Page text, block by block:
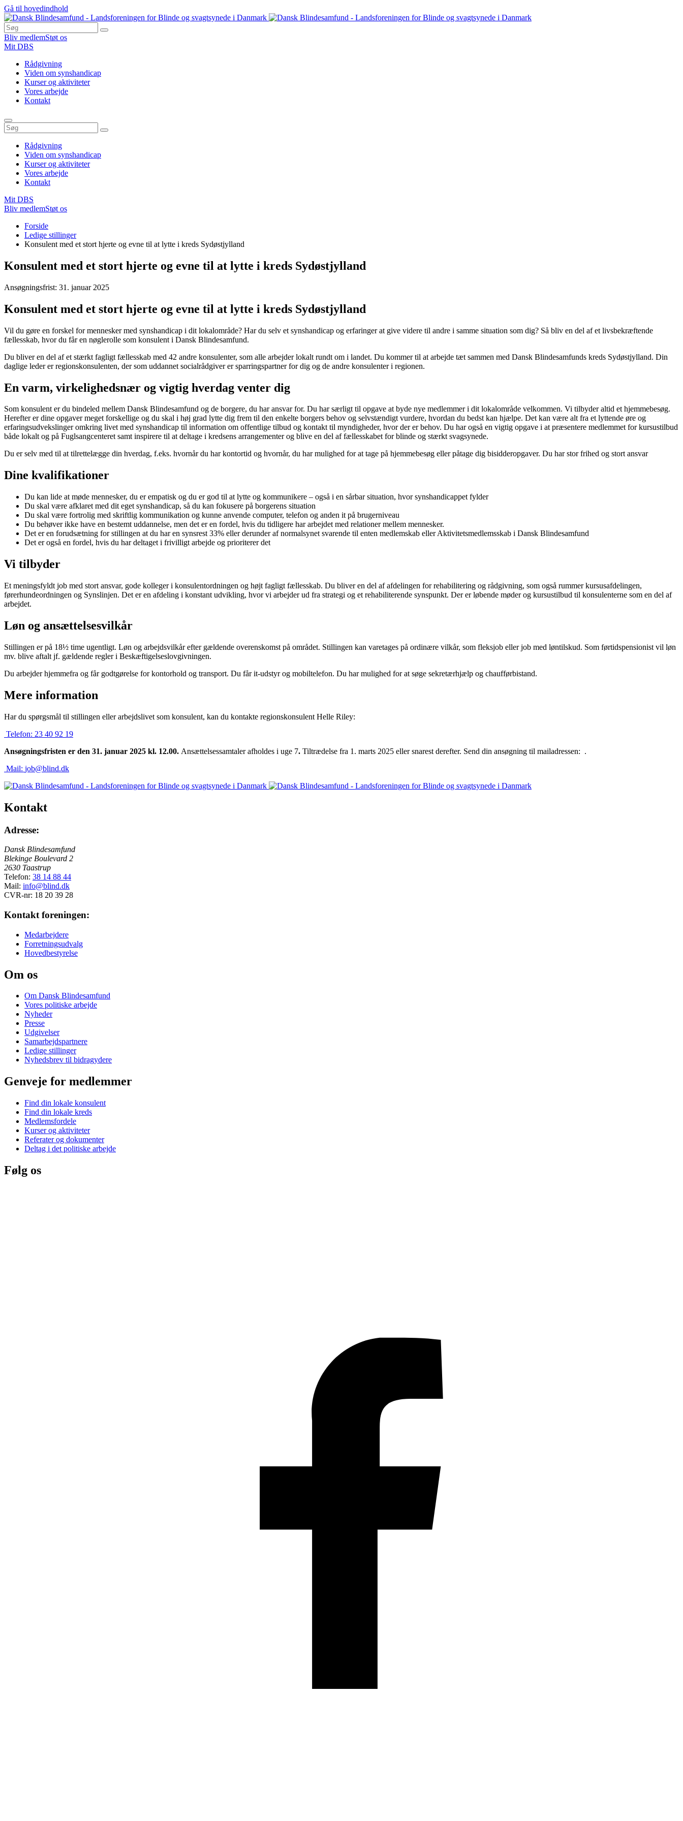
Gå til hovedindhold
Bliv medlemStøt os
Mit DBS
Rådgivning
Viden om synshandicap
Kurser og aktiviteter
Vores arbejde
Kontakt
Rådgivning
Viden om synshandicap
Kurser og aktiviteter
Vores arbejde
Kontakt
Mit DBS
Bliv medlemStøt os
Forside
Ledige stillinger
Konsulent med et stort hjerte og evne til at lytte i kreds Sydøstjylland
Konsulent med et stort hjerte og evne til at lytte i kreds Sydøstjylland
Ansøgningsfrist: 31. januar 2025
Konsulent med et stort hjerte og evne til at lytte i kreds Sydøstjylland
Vil du gøre en forskel for mennesker med synshandicap i dit lokalområde? Har du selv et synshandicap og erfaringer at give videre til andre i samme situation som dig? Så bliv en del af et livsbekræftende
fællesskab, hvor du får en nøglerolle som konsulent i Dansk Blindesamfund.
Du bliver en del af et stærkt fagligt fællesskab med 42 andre konsulenter, som alle arbejder lokalt rundt om i landet. Du kommer til at arbejde tæt sammen med Dansk Blindesamfunds kreds Sydøstjylland. Din
daglige leder er regionskonsulenten, der som uddannet socialrådgiver er sparringspartner for dig og de andre konsulenter i regionen.
En varm, virkelighedsnær og vigtig hverdag venter dig
Som konsulent er du bindeled mellem Dansk Blindesamfund og de borgere, du har ansvar for. Du har særligt til opgave at byde nye medlemmer i dit lokalområde velkommen. Vi tilbyder altid et hjemmebesøg.
Herefter er dine opgaver meget forskellige og du skal i høj grad lytte dig frem til den enkelte borgers behov og selvstændigt vurdere, hvordan du bedst kan hjælpe. Det kan være alt fra et lyttende øre og
erfaringsudvekslinger omkring livet med synshandicap til information om offentlige tilbud og kontakt til myndigheder, hvor der er behov. Du har også en vigtig opgave i at præsentere medlemmet for kursustilbud
både lokalt og på Fuglsangcenteret samt inspirere til at deltage i kredsens arrangementer og blive en del af fællesskabet for blinde og stærkt svagsynede.
Du er selv med til at tilrettelægge din hverdag, f.eks. hvornår du har kontortid og hvornår, du har mulighed for at tage på hjemmebesøg eller påtage dig bisidderopgaver. Du har stor frihed og stort ansvar
Dine kvalifikationer
Du kan lide at møde mennesker, du er empatisk og du er god til at lytte og kommunikere – også i en sårbar situation, hvor synshandicappet fylder
Du skal være afklaret med dit eget synshandicap, så du kan fokusere på borgerens situation
Du skal være fortrolig med skriftlig kommunikation og kunne anvende computer, telefon og anden it på brugerniveau
Du behøver ikke have en bestemt uddannelse, men det er en fordel, hvis du tidligere har arbejdet med relationer mellem mennesker.
Det er en forudsætning for stillingen at du har en synsrest 33% eller derunder af normalsynet svarende til enten medlemskab eller Aktivitetsmedlemsskab i Dansk Blindesamfund
Det er også en fordel, hvis du har deltaget i frivilligt arbejde og prioriterer det
Vi tilbyder
Et meningsfyldt job med stort ansvar, gode kolleger i konsulentordningen og højt fagligt fællesskab. Du bliver en del af afdelingen for rehabilitering og rådgivning, som også rummer kursusafdelingen,
førerhundeordningen og Synslinjen. Det er en afdeling i konstant udvikling, hvor vi arbejder ud fra strategi og et rehabiliterende synspunkt. Der er løbende møder og kursustilbud til konsulenterne som en del af
arbejdet.
Løn og ansættelsesvilkår
Stillingen er på 18½ time ugentligt. Løn og arbejdsvilkår efter gældende overenskomst på området. Stillingen kan varetages på ordinære vilkår, som fleksjob eller job med løntilskud. Som førtidspensionist vil løn
mv. blive aftalt jf. gældende regler i Beskæftigelseslovgivningen.
Du arbejder hjemmefra og får godtgørelse for kontorhold og transport. Du får it-udstyr og mobiltelefon. Du har mulighed for at søge sekretærhjælp og chaufførbistand.
Mere information
Har du spørgsmål til stillingen eller arbejdslivet som konsulent, kan du kontakte regionskonsulent Helle Riley:
Telefon: 23 40 92 19
Ansøgningsfristen er den 31. januar 2025 kl. 12.00. Ansættelsessamtaler afholdes i uge 7. Tiltrædelse fra 1. marts 2025 eller snarest derefter. Send din ansøgning til mailadressen: .
Mail: job@blind.dk
Kontakt
Adresse:
Dansk Blindesamfund
Blekinge Boulevard 2
2630 Taastrup
Telefon: 38 14 88 44
Mail: info@blind.dk
CVR-nr: 18 20 39 28
Kontakt foreningen:
Medarbejdere
Forretningsudvalg
Hovedbestyrelse
Om os
Om Dansk Blindesamfund
Vores politiske arbejde
Nyheder
Presse
Udgivelser
Samarbejdspartnere
Ledige stillinger
Nyhedsbrev til bidragydere
Genveje for medlemmer
Find din lokale konsulent
Find din lokale kreds
Medlemsfordele
Kurser og aktiviteter
Referater og dokumenter
Deltag i det politiske arbejde
Følg os